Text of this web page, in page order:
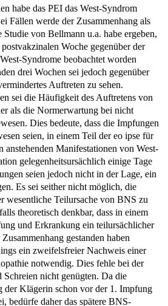
Fällen werde der Zusammenhang als
von Bellmann u.a. habe ergeben,
Woche gegenüber der
Syndrome beobachtet worden
drei Wochen sei jedoch gegenüber
Auftreten zu sehen.
sei die Häufigkeit des Auftretens von
als die Normerwartung bei nicht
Dies bedeute, dass die Impfungen
seien, in einem Teil der eo ipse für
anstehenden Manifestationen von West-
gelegenheitsursächlich einige Tage
seien jedoch nicht in der Lage, ein
Es sei seither nicht möglich, die
wesentliche Teilursache von BNS zu
theoretisch denkbar, dass in einem
und Erkrankung ein teilursächlicher
gestanden haben
ein zweifelsfreier Nachweis einer
notwendig. Dies fehle bei der
nicht genügten. Da die
Klägerin schon vor der 1. Impfung
bedürfe daher das spätere BNS-
und